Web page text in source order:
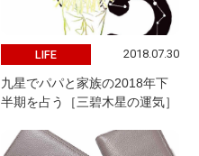
LIFE 2018.07.30
九星でパパと家族の2018年下
半期を占う［三碧木星の運気］